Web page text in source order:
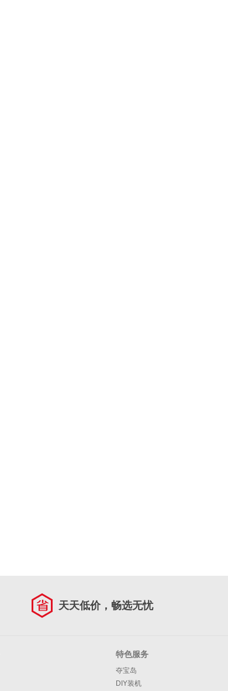
天天低价，畅选无忧
特色服务
夺宝岛
DIY装机